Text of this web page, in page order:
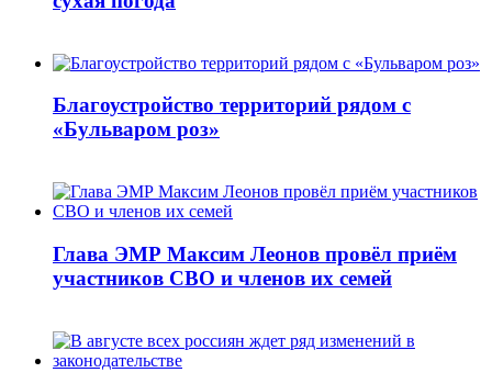
Благоустройство территорий рядом с
«Бульваром роз»
Глава ЭМР Максим Леонов провёл приём
участников СВО и членов их семей